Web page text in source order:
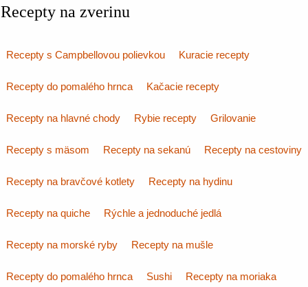
Recepty na zverinu
Recepty s Campbellovou polievkou Kuracie recepty
Recepty do pomalého hrnca Kačacie recepty
Recepty na hlavné chody Rybie recepty Grilovanie
Recepty s mäsom Recepty na sekanú Recepty na cestoviny
Recepty na bravčové kotlety Recepty na hydinu
Recepty na quiche Rýchle a jednoduché jedlá
Recepty na morské ryby Recepty na mušle
Recepty do pomalého hrnca Sushi Recepty na moriaka